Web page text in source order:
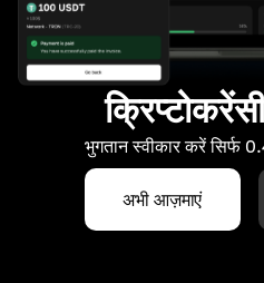
भुगतान स्वीकार करें सिर्फ
अभी आज़माएं